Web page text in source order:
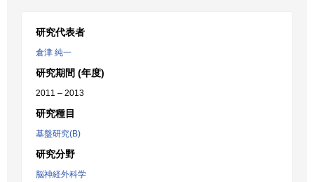
研究代表者
倉津 純一
研究期間 (年度)
2011 – 2013
研究種目
基盤研究(B)
研究分野
脳神経外科学